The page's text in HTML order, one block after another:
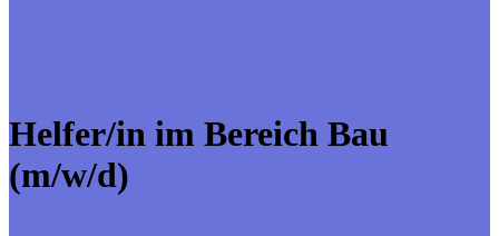
Helfer/in im Bereich Bau
(m/w/d)